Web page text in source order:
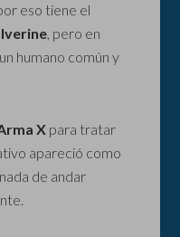
eso tiene el
, pero en
humano común y
X para tratar
apareció como
de andar